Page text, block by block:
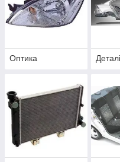
Оптика